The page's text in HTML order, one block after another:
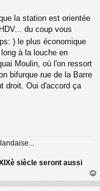
la station est orientée
du coup vous
) le plus économique
à la louche en
Moulin, où l'on ressort
bifurque rue de la Barre
droit. Oui d'accord ça
siècle seront aussi
au